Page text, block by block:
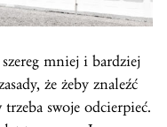
szereg mniej i bardziej
że żeby znaleźć
swoje odcierpieć.